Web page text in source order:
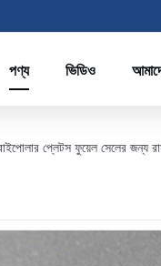
পণ্য ভিডিও
প্লেটস ফুয়েল সেলের জন্য